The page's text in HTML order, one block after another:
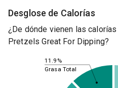
Desglose de Calorías
¿De dónde vienen las
Pretzels Great For Dipping?
11.9%
Grasa Total